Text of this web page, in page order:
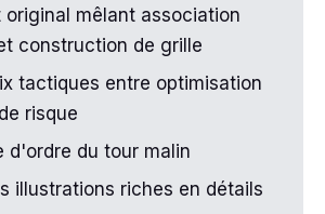
original mêlant association
construction de grille
tactiques entre optimisation
risque
d'ordre du tour malin
illustrations riches en détails